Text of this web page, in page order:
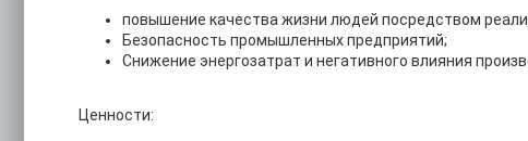
повышение качества жизни людей посредством
Безопасность промышленных предприятий;
Снижение энергозатрат и негативного влияния
Ценности: